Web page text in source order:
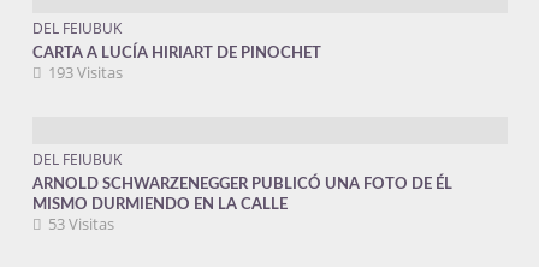
DEL FEIUBUK
CARTA A LUCÍA HIRIART DE PINOCHET
193 Visitas
DEL FEIUBUK
ARNOLD SCHWARZENEGGER PUBLICÓ UNA FOTO DE ÉL
MISMO DURMIENDO EN LA CALLE
53 Visitas